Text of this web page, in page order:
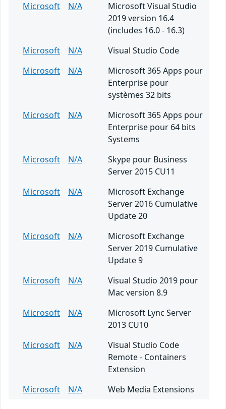
Microsoft
N/A
Microsoft Visual Studio
2019 version 16.4
(includes 16.0 - 16.3)
Microsoft
N/A
Visual Studio Code
Microsoft
N/A
Microsoft 365 Apps pour
Enterprise pour
systèmes 32 bits
Microsoft
N/A
Microsoft 365 Apps pour
Enterprise pour 64 bits
Systems
Microsoft
N/A
Skype pour Business
Server 2015 CU11
Microsoft
N/A
Microsoft Exchange
Server 2016 Cumulative
Update 20
Microsoft
N/A
Microsoft Exchange
Server 2019 Cumulative
Update 9
Microsoft
N/A
Visual Studio 2019 pour
Mac version 8.9
Microsoft
N/A
Microsoft Lync Server
2013 CU10
Microsoft
N/A
Visual Studio Code
Remote - Containers
Extension
Microsoft
N/A Web Media Extensions